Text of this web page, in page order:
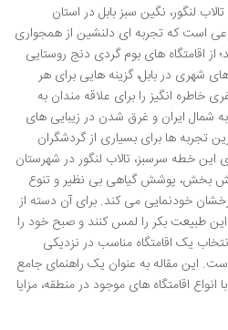
لنگور، نگین سبز بابل در استان
است که تجربه ای دلنشین از همجواری
از اقامتگاه های بوم گردی دنج روستایی
شهری در بابل، گزینه هایی برای هر
خاطره انگیز را برای علاقه مندان به
شمال ایران و غرق شدن در زیبایی های
تجربه ها برای بسیاری از گردشگران
این خطه سرسبز، تالاب لنگور در شهرستان
بخش، پوشش گیاهی بی نظیر و تنوع
خودنمایی می کند. برای آن دسته از
این طبیعت بکر را لمس کنند و صبح خود را
یک اقامتگاه مناسب در نزدیکی
است. این مقاله به عنوان یک راهنمای جامع
اقامتگاه های موجود در منطقه، مزایا